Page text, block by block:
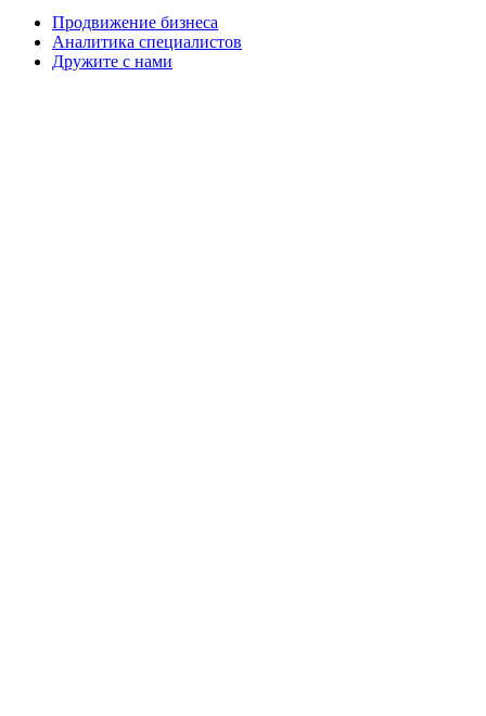
Продвижение бизнеса
Аналитика специалистов
Дружите с нами